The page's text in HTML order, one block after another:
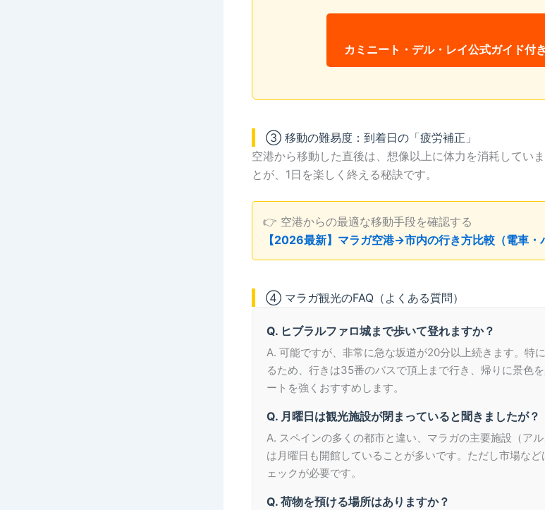
カミニート・デル・レイ公式ガイド付
③ 移動の難易度：到着日の「疲労補正」
空港から移動した直後は、想像以上に体力を消耗してい
とが、1日を楽しく終える秘訣です。
👉 空港からの最適な移動手段を確認する
【2026最新】マラガ空港→市内の行き方比較（電車・
④ マラガ観光のFAQ（よくある質問）
Q. ヒブラルファロ城まで歩いて登れますか？
A. 可能ですが、非常に急な坂道が20分以上続きます。特
るため、行きは35番のバスで頂上まで行き、帰りに景色
ートを強くおすすめします。
Q. 月曜日は観光施設が閉まっていると聞きましたが？
A. スペインの多くの都市と違い、マラガの主要施設（アル
は月曜日も開館していることが多いです。ただし市場な
ェックが必要です。
Q. 荷物を預ける場所はありますか？